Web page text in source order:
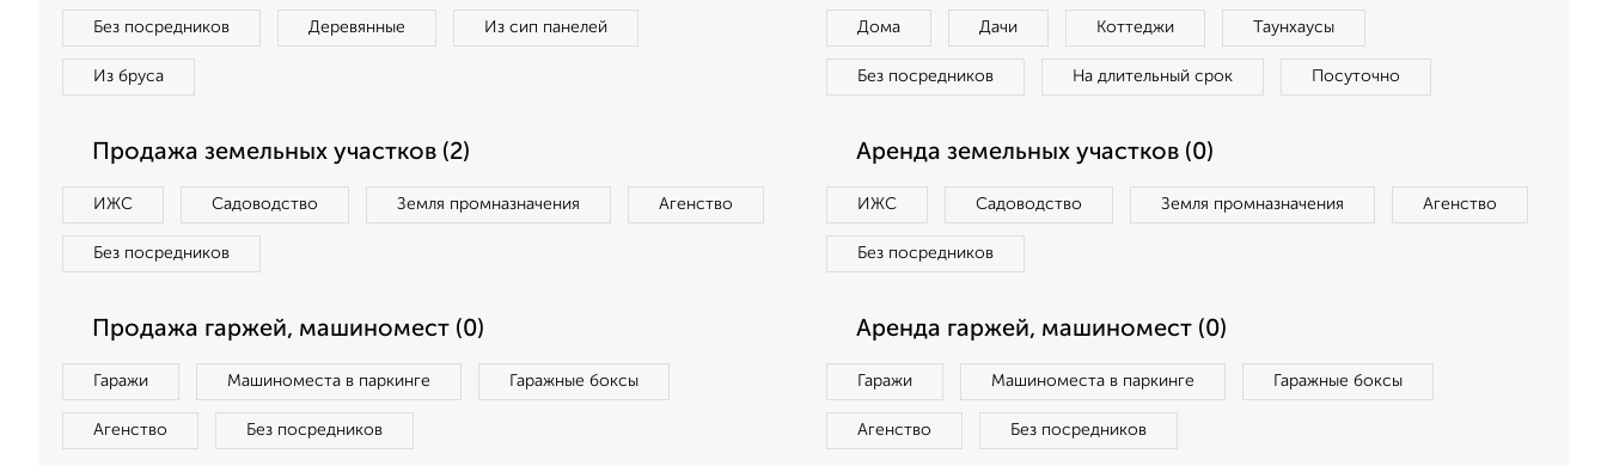
Без посредников Деревянные Из сип панелей
Из бруса
Дома Дачи Коттеджи Таунхаусы
Без посредников На длительный срок Посуточно
Продажа земельных участков (2)
ИЖС Садоводство Земля промназначения Агенство
Без посредников
Аренда земельных участков (0)
ИЖС Садоводство Земля промназначения Агенство
Без посредников
Продажа гаржей, машиномест (0)
Гаражи Машиноместа в паркинге Гаражные боксы
Агенство Без посредников
Аренда гаржей, машиномест (0)
Гаражи Машиноместа в паркинге Гаражные боксы
Агенство Без посредников